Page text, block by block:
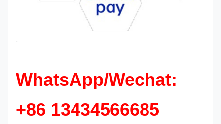
`
WhatsApp/Wechat:
+86 13434566685